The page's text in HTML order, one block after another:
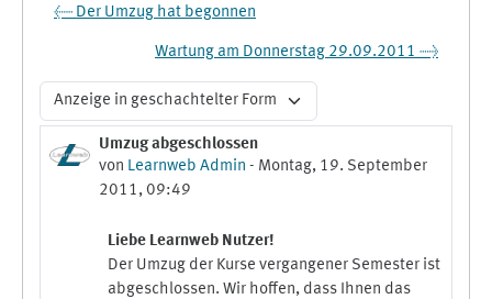
← Der Umzug hat begonnen
Wartung am Donnerstag 29.09.2011 →
Anzeigemodus
Umzug abgeschlossen
von Learnweb Admin - Montag, 19. September
2011, 09:49
Anzahl Antworten: 0
Liebe Learnweb Nutzer!
Der Umzug der Kurse vergangener Semester ist
abgeschlossen. Wir hoffen, dass Ihnen das